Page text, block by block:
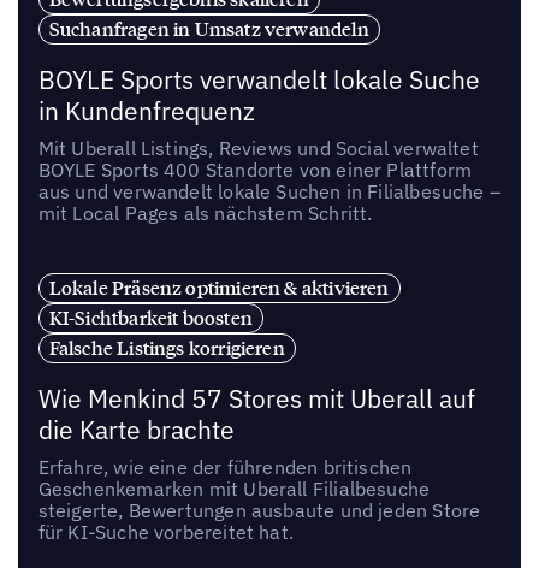
Suchanfragen in Umsatz verwandeln
BOYLE Sports verwandelt lokale Suche
in Kundenfrequenz
Mit Uberall Listings, Reviews und Social verwaltet
BOYLE Sports 400 Standorte von einer Plattform
aus und verwandelt lokale Suchen in Filialbesuche –
mit Local Pages als nächstem Schritt.
Lokale Präsenz optimieren & aktivieren
KI-Sichtbarkeit boosten
Falsche Listings korrigieren
Wie Menkind 57 Stores mit Uberall auf
die Karte brachte
Erfahre, wie eine der führenden britischen
Geschenkemarken mit Uberall Filialbesuche
steigerte, Bewertungen ausbaute und jeden Store
für KI-Suche vorbereitet hat.